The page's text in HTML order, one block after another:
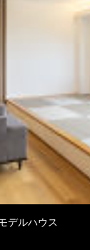
デルハウス